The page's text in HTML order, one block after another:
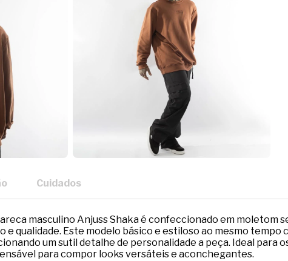
Cuidados
masculino Anjuss Shaka é confeccionado em moletom
qualidade. Este modelo básico e estiloso ao mesmo tempo
um sutil detalhe de personalidade a peça. Ideal para
para compor looks versáteis e aconchegantes.